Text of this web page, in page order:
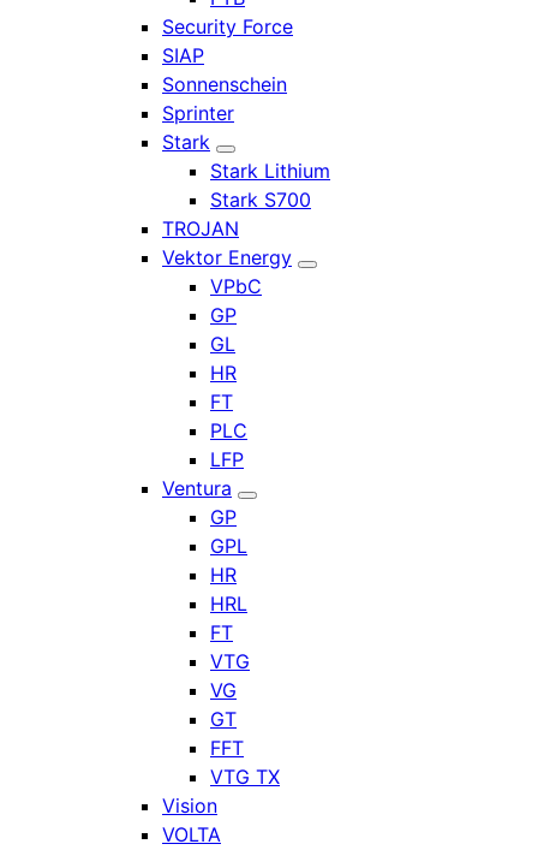
Security Force
SIAP
Sonnenschein
Sprinter
Stark
Stark Lithium
Stark S700
TROJAN
Vektor Energy
VPbC
GP
GL
HR
FT
PLC
LFP
Ventura
GP
GPL
HR
HRL
FT
VTG
VG
GT
FFT
VTG TX
Vision
VOLTA